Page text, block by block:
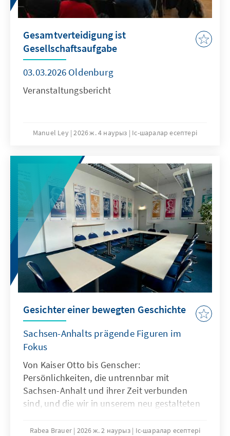
Gesamtverteidigung ist
Gesellschaftsaufgabe
03.03.2026 Oldenburg
Veranstaltungsbericht
Manuel Ley 2026 ж. 4 наурыз Іс-шаралар есептері
Gesichter einer bewegten Geschichte
Sachsen-Anhalts prägende Figuren im
Fokus
Von Kaiser Otto bis Genscher:
Persönlichkeiten, die untrennbar mit
Sachsen-Anhalt und ihrer Zeit verbunden
sind, und die wir in unserem neu gestalteten
Rabea Brauer 2026 ж. 2 наурыз Іс-шаралар есептері